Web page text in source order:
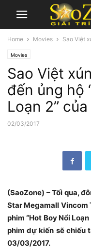
Home Movies Sao Việt
Movies
Sao Việt
đến ủng hộ
Loạn 2”
02/03/2017
(SaoZone) – Tối qua,
Star Megamall Vincom
phim “Hot Boy Nổi
phim dự kiến sẽ chiếu
03/03/2017.